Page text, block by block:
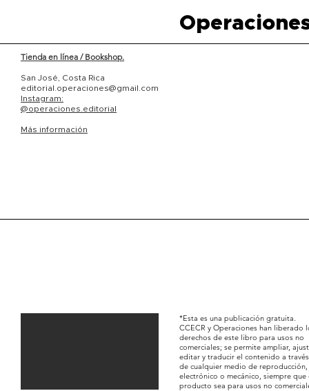
Tienda en línea / Bookshop.
San José, Costa Rica
editorial.operaciones@gmail.com
Instagram:
@operaciones.editorial
Más información
*Esta es una publicación gratuita.
CCECR y Operaciones han liberado
derechos de este libro para usos no
comerciales; se permite ampliar,
editar y traducir el contenido a través
de cualquier medio de reproducción,
electrónico o mecánico, siempre que
producto sea para usos no